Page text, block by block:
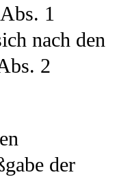
1
nach den
2
der